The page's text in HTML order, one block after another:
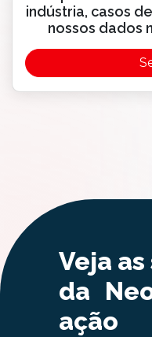
indústria, casos
nossos dados
Veja
da
ação